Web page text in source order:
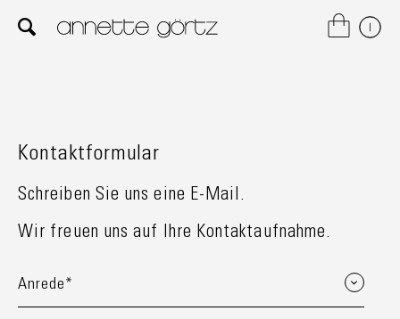
Kontaktformular
Schreiben Sie uns eine E-Mail.
Wir freuen uns auf Ihre Kontaktaufnahme.